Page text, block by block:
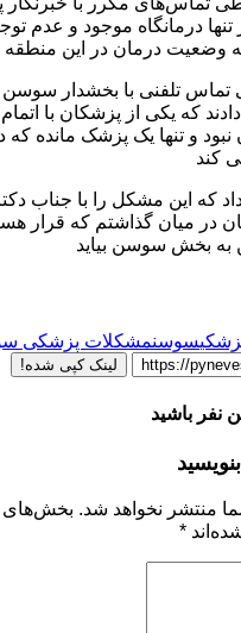
تنها درمانگاه موجود و عدم
وضعیت درمان در این منطقه
تماس تلفنی با بخشدار
که یکی از پزشکان با
نبود و تنها یک پزشک مانده
کند
که این مشکل را با جناب
در میان گذاشتم که قرار
به بخش سوسن بیاید
سوسنمشکلات پزشکی
لینک کپی شده!
نفر باشید
منتشر نخواهد شد. بخش‌های
*